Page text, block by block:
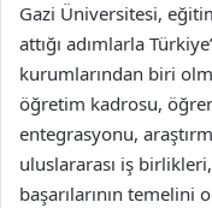
Gazi Üniversitesi,
attığı adımlarla
kurumlarından biri
öğretim kadrosu,
entegrasyonu,
uluslararası iş
başarılarının temelini